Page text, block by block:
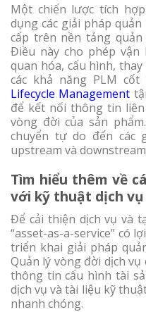
Một chiến lược tích
dụng các giải pháp
cấp trên nền tảng
Điều này cho phép
quan hóa, cấu hình,
các khả năng PLM cốt
Lifecycle Management
để kết nối thông tin
vòng đời của sản
chuyển tự do đến các
upstream và
Tìm hiểu thêm về
với kỹ thuật dịch vụ
Để cải thiện dịch vụ và
“asset-as-a-service” có
triển khai giải pháp
Quản lý vòng đời dịch vụ
thông tin cấu hình tài
dịch vụ và tài liệu kỹ
nhanh chóng.